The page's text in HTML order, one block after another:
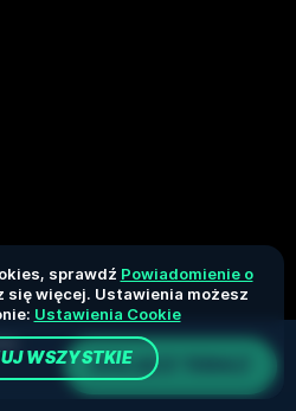
DOŁĄCZ TERAZ
sprawdź Powiadomienie o
się więcej. Ustawienia możesz
Ustawienia Cookie
WSZYSTKIE